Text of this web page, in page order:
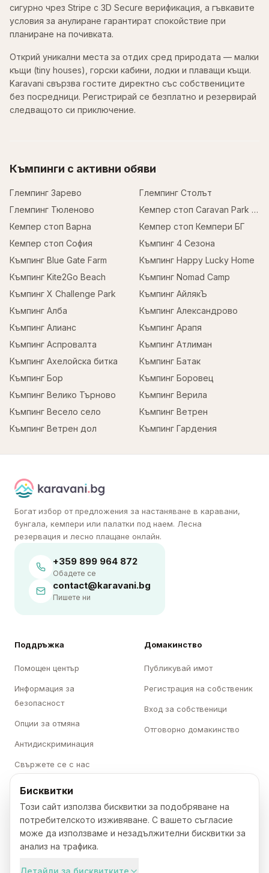
сигурно чрез Stripe с 3D Secure верификация, а гъвкавите
условия за анулиране гарантират спокойствие при
планиране на почивката.
Открий уникални места за отдих сред природата — малки
къщи (tiny houses), горски кабини, лодки и плаващи къщи.
Karavani свързва гостите директно със собствениците
без посредници. Регистрирай се безплатно и резервирай
следващото си приключение.
Къмпинги с активни обяви
Глемпинг Зарево
Глемпинг Столът
Глемпинг Тюленово
Кемпер стоп Caravan Park Sofia
Кемпер стоп Варна
Кемпер стоп Кемпери БГ
Кемпер стоп София
Къмпинг 4 Сезона
Къмпинг Blue Gate Farm
Къмпинг Happy Lucky Home
Къмпинг Kite2Go Beach
Къмпинг Nomad Camp
Къмпинг X Challenge Park
Къмпинг АйлякЪ
Къмпинг Алба
Къмпинг Александрово
Къмпинг Алианс
Къмпинг Арапя
Къмпинг Аспровалта
Къмпинг Атлиман
Къмпинг Ахелойска битка
Къмпинг Батак
Къмпинг Бор
Къмпинг Боровец
Къмпинг Велико Търново
Къмпинг Верила
Къмпинг Весело село
Къмпинг Ветрен
Къмпинг Ветрен дол
Къмпинг Гардения
Богат избор от предложения за настаняване в каравани,
бунгала, кемпери или палатки под наем. Лесна
резервация и лесно плащане онлайн.
+359 899 964 872
Обадете се
contact@karavani.bg
Пишете ни
Поддръжка
Помощен център
Информация за
безопасност
Опции за отмяна
Антидискриминация
Свържете се с нас
Домакинство
Публикувай имот
Регистрация на собственик
Вход за собственици
Отговорно домакинство
Категории
Къмпинги
Каравани
За нас
Кариери
Бисквитки
Този сайт използва бисквитки за подобряване на
потребителското изживяване. С вашето съгласие
може да използваме и незадължителни бисквитки за
анализ на трафика.
Детайли за бисквитките